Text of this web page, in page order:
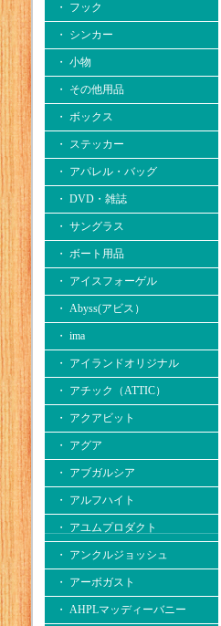
・ フック
・ シンカー
・ 小物
・ その他用品
・ ボックス
・ ステッカー
・ アパレル・バッグ
・ DVD・雑誌
・ サングラス
・ ボート用品
・ アイスフォーゲル
・ Abyss(アビス）
・ ima
・ アイランドオリジナル
・ アチック（ATTIC）
・ アクアビット
・ アグア
・ アブガルシア
・ アルフハイト
・ アユムプロダクト
・ アンクルジョッシュ
・ アーボガスト
・ AHPLマッディーバニー